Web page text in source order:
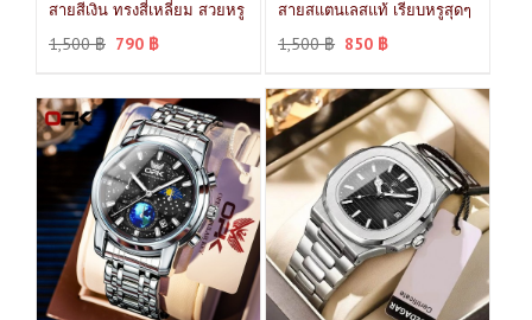
สายสีเงิน ทรงสี่เหลี่ยม สวยหรู
1,500฿ 790 ฿
สายสแตนเลสแท้ เรียบหรูสุดๆ
1,500฿ 850 ฿